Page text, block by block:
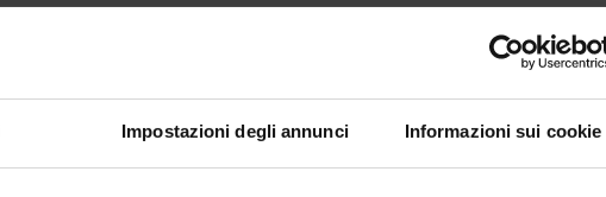
Impostazioni degli annunci Informazioni sui cookie